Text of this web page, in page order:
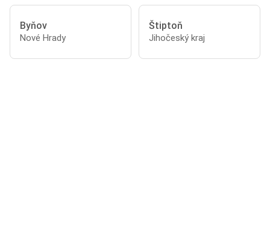
Byňov
Nové Hrady
Štiptoň
Jihočeský kraj